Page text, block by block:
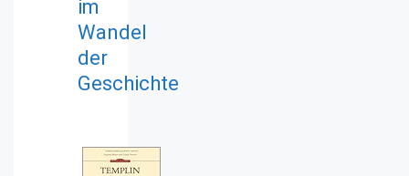
im
Wandel
der
Geschichte